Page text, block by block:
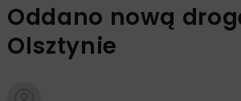
Oddano nową
Olsztynie